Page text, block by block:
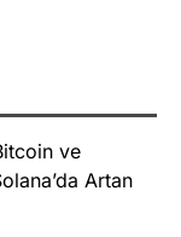
ve
Artan